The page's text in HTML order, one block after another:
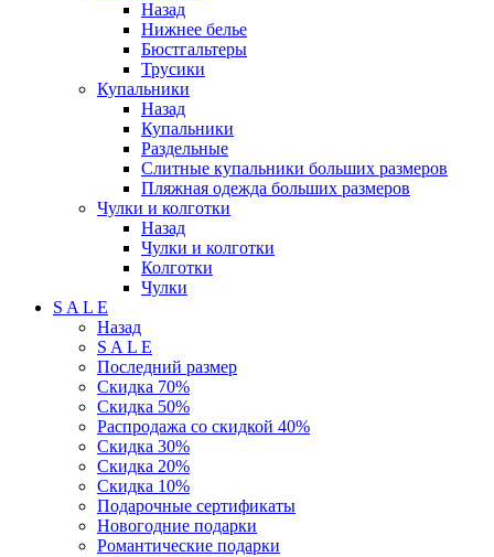
Назад
Нижнее белье
Бюстгальтеры
Трусики
Купальники
Назад
Купальники
Раздельные
Слитные купальники больших размеров
Пляжная одежда больших размеров
Чулки и колготки
Назад
Чулки и колготки
Колготки
Чулки
S A L E
Назад
S A L E
Последний размер
Скидка 70%
Скидка 50%
Распродажа со скидкой 40%
Скидка 30%
Скидка 20%
Скидка 10%
Подарочные сертификаты
Новогодние подарки
Романтические подарки